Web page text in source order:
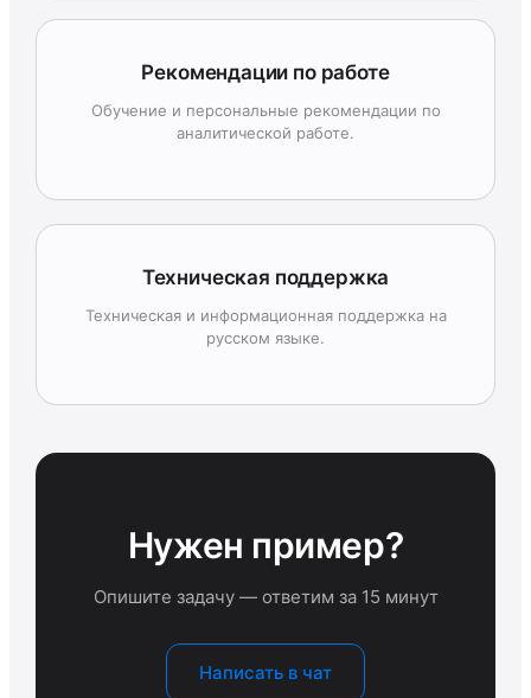
Рекомендации по работе
Обучение и персональные рекомендации по
аналитической работе.
Техническая поддержка
Техническая и информационная поддержка на
русском языке.
Нужен пример?
Опишите задачу — ответим за 15 минут
Написать в чат